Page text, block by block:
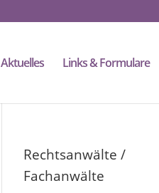
Aktuelles Links & Formulare
Rechtsanwälte /
Fachanwälte